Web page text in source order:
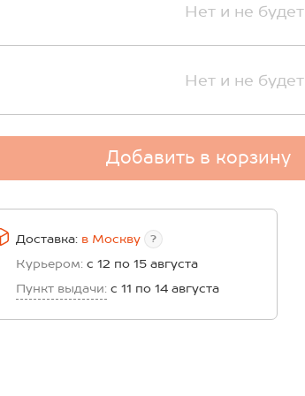
Нет и не будет
Нет и не будет
Добавить в корзину
Доставка: в Москву ?
Курьером: с 12 по 15 августа
Пункт выдачи: с 11 по 14 августа